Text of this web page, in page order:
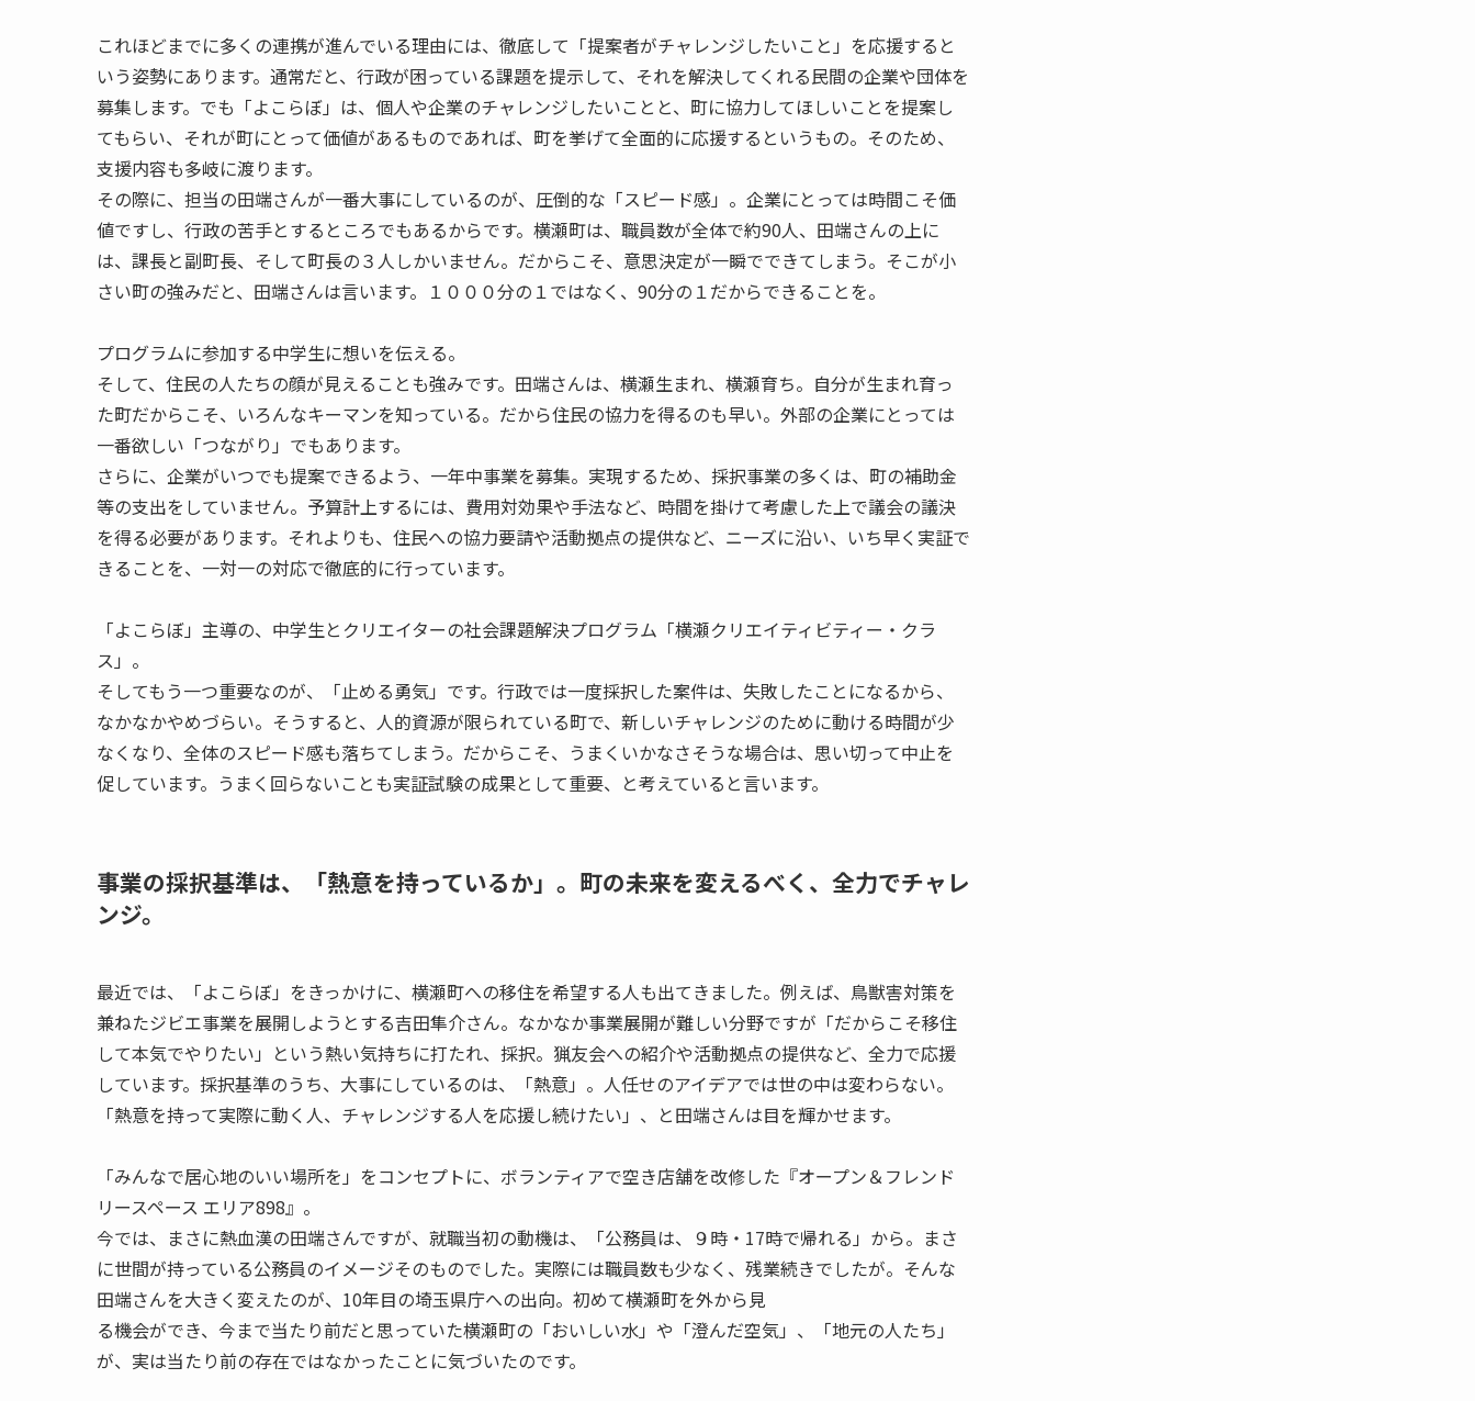
これほどまでに多くの連携が進んでいる理由には、徹底して「提案者がチャレンジしたいこと」を応援すると
いう姿勢にあります。通常だと、行政が困っている課題を提示して、それを解決してくれる民間の企業や団体を
募集します。でも「よこらぼ」は、個人や企業のチャレンジしたいことと、町に協力してほしいことを提案し
てもらい、それが町にとって価値があるものであれば、町を挙げて全面的に応援するというもの。そのため、
支援内容も多岐に渡ります。
その際に、担当の田端さんが一番大事にしているのが、圧倒的な「スピード感」。企業にとっては時間こそ価
値ですし、行政の苦手とするところでもあるからです。横瀬町は、職員数が全体で約90人、田端さんの上に
は、課長と副町長、そして町長の３人しかいません。だからこそ、意思決定が一瞬でできてしまう。そこが小
さい町の強みだと、田端さんは言います。１０００分の１ではなく、90分の１だからできることを。
プログラムに参加する中学生に想いを伝える。
そして、住民の人たちの顔が見えることも強みです。田端さんは、横瀬生まれ、横瀬育ち。自分が生まれ育っ
た町だからこそ、いろんなキーマンを知っている。だから住民の協力を得るのも早い。外部の企業にとっては
一番欲しい「つながり」でもあります。
さらに、企業がいつでも提案できるよう、一年中事業を募集。実現するため、採択事業の多くは、町の補助金
等の支出をしていません。予算計上するには、費用対効果や手法など、時間を掛けて考慮した上で議会の議決
を得る必要があります。それよりも、住民への協力要請や活動拠点の提供など、ニーズに沿い、いち早く実証で
きることを、一対一の対応で徹底的に行っています。
「よこらぼ」主導の、中学生とクリエイターの社会課題解決プログラム「横瀬クリエイティビティー・クラ
ス」。
そしてもう一つ重要なのが、「止める勇気」です。行政では一度採択した案件は、失敗したことになるから、
なかなかやめづらい。そうすると、人的資源が限られている町で、新しいチャレンジのために動ける時間が少
なくなり、全体のスピード感も落ちてしまう。だからこそ、うまくいかなさそうな場合は、思い切って中止を
促しています。うまく回らないことも実証試験の成果として重要、と考えていると言います。
事業の採択基準は、「熱意を持っているか」。町の未来を変えるべく、全力でチャレ
ンジ。
最近では、「よこらぼ」をきっかけに、横瀬町への移住を希望する人も出てきました。例えば、鳥獣害対策を
兼ねたジビエ事業を展開しようとする吉田隼介さん。なかなか事業展開が難しい分野ですが「だからこそ移住
して本気でやりたい」という熱い気持ちに打たれ、採択。猟友会への紹介や活動拠点の提供など、全力で応援
しています。採択基準のうち、大事にしているのは、「熱意」。人任せのアイデアでは世の中は変わらない。
「熱意を持って実際に動く人、チャレンジする人を応援し続けたい」、と田端さんは目を輝かせます。
「みんなで居心地のいい場所を」をコンセプトに、ボランティアで空き店舗を改修した『オープン＆フレンド
リースペース エリア898』。
今では、まさに熱血漢の田端さんですが、就職当初の動機は、「公務員は、９時・17時で帰れる」から。まさ
に世間が持っている公務員のイメージそのものでした。実際には職員数も少なく、残業続きでしたが。そんな
田端さんを大きく変えたのが、10年目の埼玉県庁への出向。初めて横瀬町を外から見
る機会ができ、今まで当たり前だと思っていた横瀬町の「おいしい水」や「澄んだ空気」、「地元の人たち」
が、実は当たり前の存在ではなかったことに気づいたのです。